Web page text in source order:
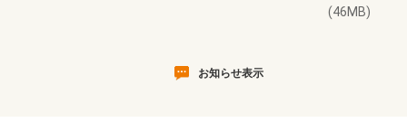
(46MB)
お知らせ表示